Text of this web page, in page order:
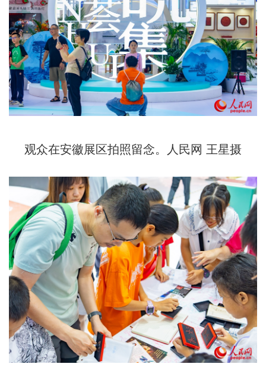
观众在安徽展区拍照留念。人民网 王星摄